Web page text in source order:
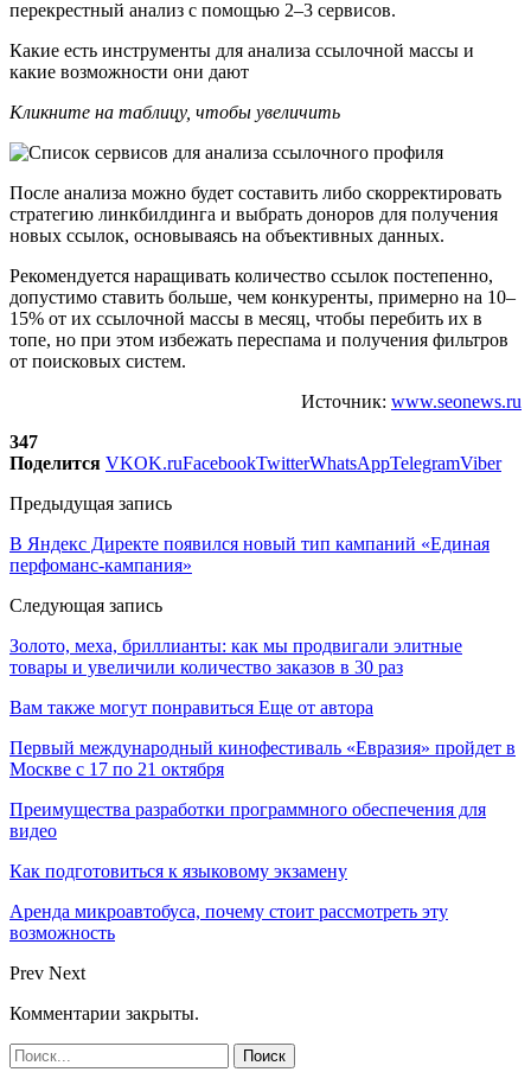
перекрестный анализ с помощью 2–3 сервисов.
Какие есть инструменты для анализа ссылочной массы и
какие возможности они дают
Кликните на таблицу, чтобы увеличить
После анализа можно будет составить либо скорректировать
стратегию линкбилдинга и выбрать доноров для получения
новых ссылок, основываясь на объективных данных.
Рекомендуется наращивать количество ссылок постепенно,
допустимо ставить больше, чем конкуренты, примерно на 10–
15% от их ссылочной массы в месяц, чтобы перебить их в
топе, но при этом избежать переспама и получения фильтров
от поисковых систем.
Источник: www.seonews.ru
347
Поделится VKOK.ruFacebookTwitterWhatsAppTelegramViber
Предыдущая запись
В Яндекс Директе появился новый тип кампаний «Единая
перфоманс-кампания»
Следующая запись
Золото, меха, бриллианты: как мы продвигали элитные
товары и увеличили количество заказов в 30 раз
Вам также могут понравиться Еще от автора
Первый международный кинофестиваль «Евразия» пройдет в
Москве с 17 по 21 октября
Преимущества разработки программного обеспечения для
видео
Как подготовиться к языковому экзамену
Аренда микроавтобуса, почему стоит рассмотреть эту
возможность
Prev Next
Комментарии закрыты.